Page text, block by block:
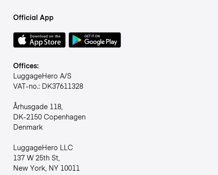
Official App
Offices:
LuggageHero A/S
VAT-no.: DK37611328
Århusgade 118,
DK-2150 Copenhagen
Denmark
LuggageHero LLC
137 W 25th St,
New York, NY 10011